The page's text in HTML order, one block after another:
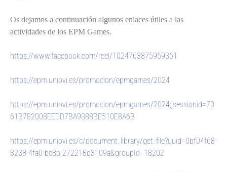
Os dejamos a continuación algunos enlaces útiles a las
actividades de los EPM Games.
https://www.facebook.com/reel/1024763875959361
https://epm.uniovi.es/promocion/epmgames/2024
https://epm.uniovi.es/promocion/epmgames/2024;jsessionid=73
61B782008EEDD7BA9388BE510E8A6B
https://epm.uniovi.es/c/document_library/get_file?uuid=0bf04f68-
8238-4fa0-bc8b-272218d3109a&groupId=18202